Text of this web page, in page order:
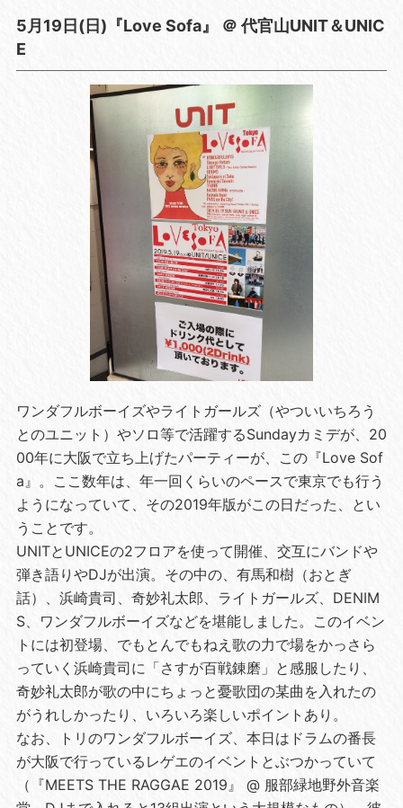
5月19日(日)『Love Sofa』 ＠ 代官山UNIT＆UNIC
E
ワンダフルボーイズやライトガールズ（やついいちろう
とのユニット）やソロ等で活躍するSundayカミデが、20
00年に大阪で立ち上げたパーティーが、この『Love Sof
a』。ここ数年は、年一回くらいのペースで東京でも行う
ようになっていて、その2019年版がこの日だった、とい
うことです。
UNITとUNICEの2フロアを使って開催、交互にバンドや
弾き語りやDJが出演。その中の、有馬和樹（おとぎ
話）、浜崎貴司、奇妙礼太郎、ライトガールズ、DENIM
S、ワンダフルボーイズなどを堪能しました。このイベン
トには初登場、でもとんでもねえ歌の力で場をかっさら
っていく浜崎貴司に「さすが百戦錬磨」と感服したり、
奇妙礼太郎が歌の中にちょっと憂歌団の某曲を入れたの
がうれしかったり、いろいろ楽しいポイントあり。
なお、トリのワンダフルボーイズ、本日はドラムの番長
が大阪で行っているレゲエのイベントとぶつかっていて
（『MEETS THE RAGGAE 2019』 @ 服部緑地野外音楽